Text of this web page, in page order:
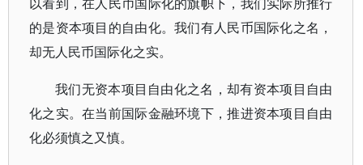
的是资本项目的自由化。我们有人民币国际化之名，
却无人民币国际化之实。
我们无资本项目自由化之名，却有资本项目自由
化之实。在当前国际金融环境下，推进资本项目自由
化必须慎之又慎。